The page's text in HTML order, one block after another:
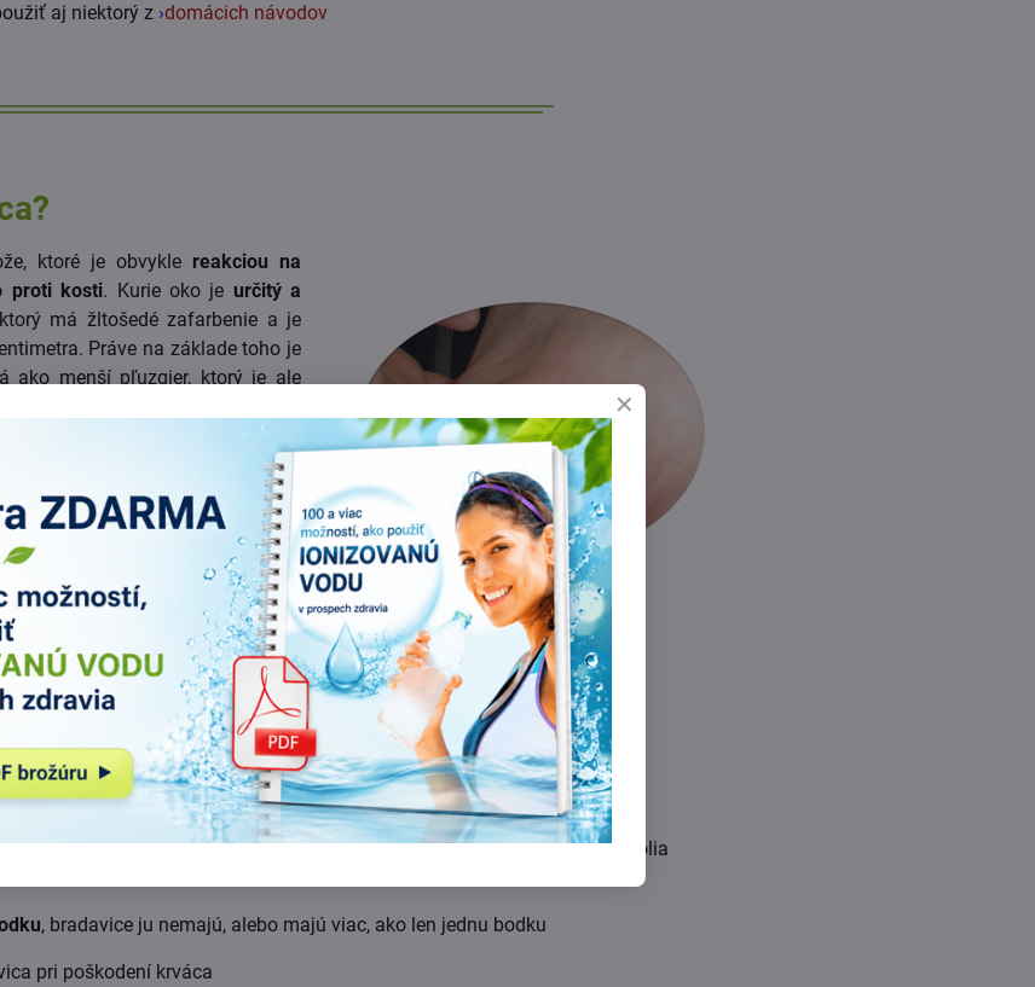
aj niektorý z ›domácich návodov
ktoré je obvykle reakciou na
proti kosti. Kurie oko je určitý a
má žltošedé zafarbenie a je
Práve na základe toho je
ako menší pľuzgier, ktorý je ale
oko na nohách, napríklad na
obuv. Kurie oko je totiž
ktorá bola vystavená tlaku a
na vystupujúcej kosti a na
postihuje toto ochorenie päty,
namáhané. Veľmi dôležité
oko liečiť, odstrániť príčinu toho,
a bradavicou:
– sú formou otlaku, a nie sú nákazlivé, bradavice majú vírusový pôvod
sa iba na nohách, kým bradavice sa môžu nachádzať všade na tele, a bolia
, bradavice ju nemajú, alebo majú viac, ako len jednu bodku
pri poškodení krváca